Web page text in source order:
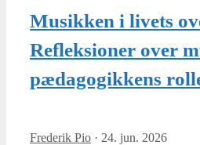
Musikken i livets
Refleksioner over
pædagogikkens
Frederik Pio · 24. jun. 2026